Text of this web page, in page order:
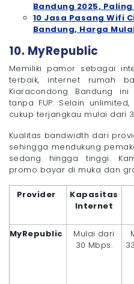
Bandung 2025,
10 Jasa Pasang Wifi
Bandung, Harga
10. MyRepublic
Memiliki pamor sebagai
terbaik, internet rumah
Kiaracondong Bandung
tanpa FUP. Selain
cukup terjangkau mulai dari
Kualitas bandwidth dari
sehingga mendukung
sedang hingga tinggi.
promo bayar di muka dan
Provider
Kapasitas
Internet
MyRepublic
Mulai dari
30 Mbps.